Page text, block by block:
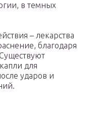
в темных
– лекарства
благодаря
для
ударов и